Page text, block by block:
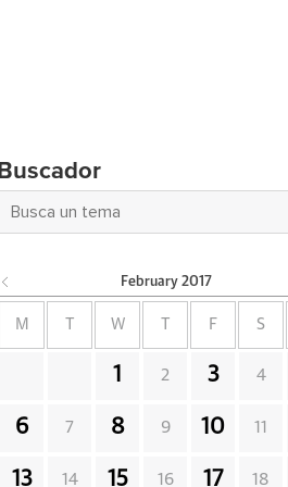
Buscador
February 2017
M W F S
1 2 3 4
6 7 8 9 10 11
13 14 15 16 17 18